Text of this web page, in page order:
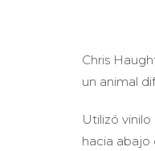
Chris
un animal
Utilizó
hacia